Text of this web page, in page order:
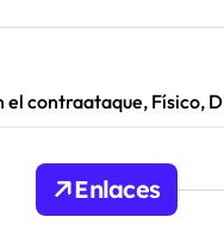
el contraataque, Físico,
Enlaces